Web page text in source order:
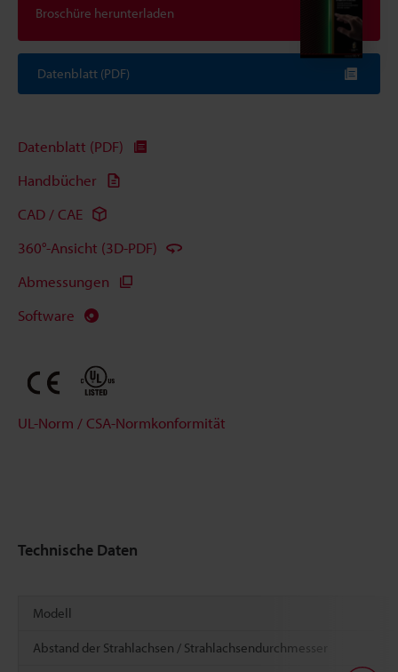
Broschüre herunterladen
Datenblatt (PDF)
Datenblatt (PDF)
Handbücher
CAD / CAE
360°-Ansicht (3D-PDF)
Abmessungen
Software
UL-Norm / CSA-Normkonformität
Technische Daten
Modell
Abstand der Strahlachsen / Strahlachsendurchmesser